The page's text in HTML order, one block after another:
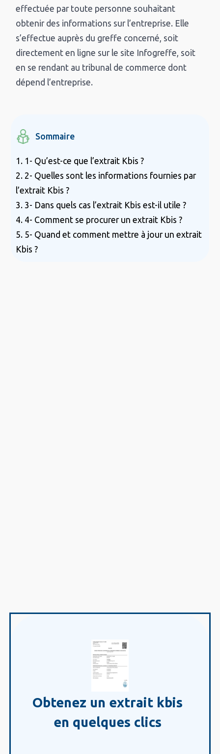
effectuée par toute personne souhaitant
obtenir des informations sur l’entreprise. Elle
s’effectue auprès du greffe concerné, soit
directement en ligne sur le site Infogreffe, soit
en se rendant au tribunal de commerce dont
dépend l’entreprise.
Sommaire
1. 1- Qu’est-ce que l’extrait Kbis ?
2. 2- Quelles sont les informations fournies par
l’extrait Kbis ?
3. 3- Dans quels cas l’extrait Kbis est-il utile ?
4. 4- Comment se procurer un extrait Kbis ?
5. 5- Quand et comment mettre à jour un extrait
Kbis ?
Obtenez un extrait kbis
en quelques clics